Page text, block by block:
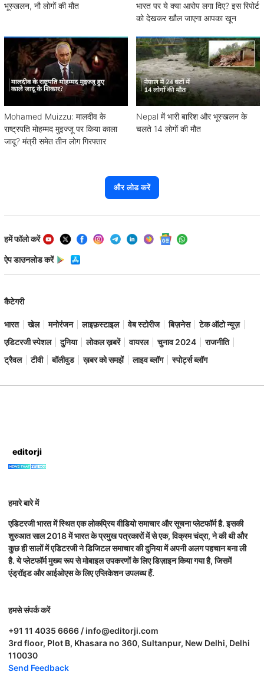
भूस्खलन, नौ लोगों की मौत
भारत पर ये क्या आरोप लगा दिए? इस रिपोर्ट
को देखकर खौल जाएगा आपका खून
Mohamed Muizzu: मालदीव के
राष्ट्रपति मोहम्मद मुइज्जू पर किया काला
जादू? मंत्री समेत तीन लोग गिरफ्तार
Nepal में भारी बारिश और भूस्खलन के
चलते 14 लोगों की मौत
और लोड करें
हमें फॉलो करें
ऐप डाउनलोड करें
कैटेगरी
भारत खेल मनोरंजन लाइफ़स्टाइल वेब स्टोरीज बिज़नेस
टेक ऑटो न्यूज़
एडिटरजी स्पेशल
दुनिया लोकल ख़बरें वायरल चुनाव 2024
राजनीति
ट्रैवल
टीवी बॉलीवुड ख़बर को समझें लाइव ब्लॉग स्पोर्ट्स ब्लॉग
editorji
हमारे बारे में
एडिटरजी भारत में स्थित एक लोकप्रिय वीडियो समाचार और सूचना प्लेटफॉर्म है. इसकी
शुरुआत साल 2018 में भारत के प्रमुख पत्रकारों में से एक, विक्रम चंद्रा, ने की थी और
कुछ ही सालों में एडिटरजी ने डिजिटल समाचार की दुनिया में अपनी अलग पहचान बना ली
है. ये प्लेटफॉर्म मुख्य रूप से मोबाइल उपकरणों के लिए डिज़ाइन किया गया है, जिसमें
एंड्रॉइड और आईओएस के लिए एप्लिकेशन उपलब्ध हैं.
हमसे संपर्क करें
+91 11 4035 6666 / info@editorji.com
3rd floor, Plot B, Khasara no 360, Sultanpur, New Delhi, Delhi
110030
Send Feedback